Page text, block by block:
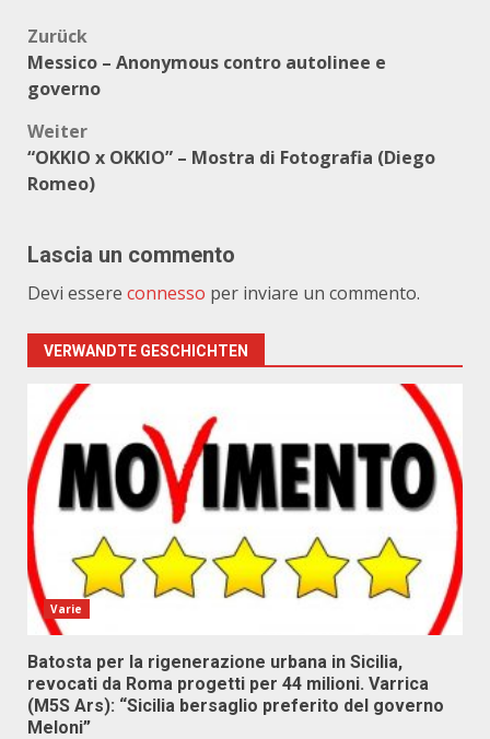
Beitragsnavigation
Zurück
Messico – Anonymous contro autolinee e
governo
Weiter
“OKKIO x OKKIO” – Mostra di Fotografia (Diego
Romeo)
Lascia un commento
Devi essere connesso per inviare un commento.
VERWANDTE GESCHICHTEN
Varie
Batosta per la rigenerazione urbana in Sicilia,
revocati da Roma progetti per 44 milioni. Varrica
(M5S Ars): “Sicilia bersaglio preferito del governo
Meloni”